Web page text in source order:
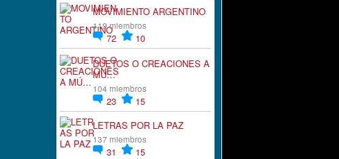
MOVIMIENTO ARGENTINO
119 miembros
72
10
DUETOS O CREACIONES A
MÚ…
104 miembros
23
15
LETRAS POR LA PAZ
137 miembros
31
15